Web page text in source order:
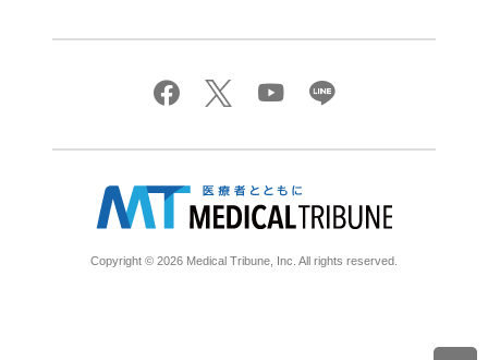
Copyright © 2026 Medical Tribune, Inc. All rights reserved.